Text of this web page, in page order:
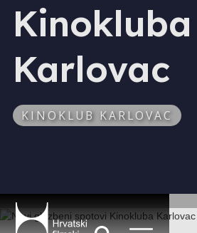
Kinokluba
Karlovac
KINOKLUB KARLOVAC